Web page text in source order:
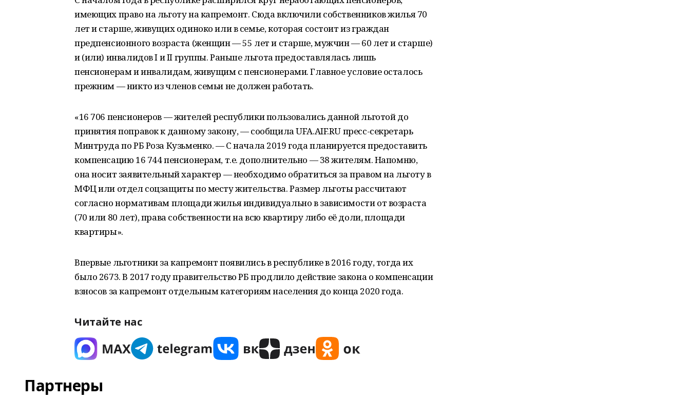
имеющих право на льготу на капремонт. Сюда включили собственников жилья 70
лет и старше, живущих одиноко или в семье, которая состоит из граждан
предпенсионного возраста (женщин — 55 лет и старше, мужчин — 60 лет и старше)
и (или) инвалидов I и II группы. Раньше льгота предоставлялась лишь
пенсионерам и инвалидам, живущим с пенсионерами. Главное условие осталось
прежним — никто из членов семьи не должен работать.
«16 706 пенсионеров — жителей республики пользовались данной льготой до
принятия поправок к данному закону, — сообщила UFA.AIF.RU пресс-секретарь
Минтруда по РБ Роза Кузьменко. — С начала 2019 года планируется предоставить
компенсацию 16 744 пенсионерам, т.е. дополнительно — 38 жителям. Напомню,
она носит заявительный характер — необходимо обратиться за правом на льготу в
МФЦ или отдел соцзащиты по месту жительства. Размер льготы рассчитают
согласно нормативам площади жилья индивидуально в зависимости от возраста
(70 или 80 лет), права собственности на всю квартиру либо её доли, площади
квартиры».
Впервые льготники за капремонт появились в республике в 2016 году, тогда их
было 2673. В 2017 году правительство РБ продлило действие закона о компенсации
взносов за капремонт отдельным категориям населения до конца 2020 года.
Читайте нас
Партнеры